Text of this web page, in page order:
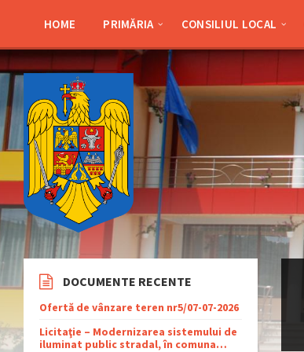
sidebar
sidebar
HOME PRIMĂRIA CONSILIUL LOCAL
DOCUMENTE RECENTE
Ofertă de vânzare teren nr5/07-07-2026
Licitaţie – Modernizarea sistemului de
iluminat public stradal, în comuna